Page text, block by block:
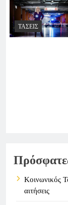
ΤΆΣΕΙΣ
Κοινωνικός
αιτήσεις